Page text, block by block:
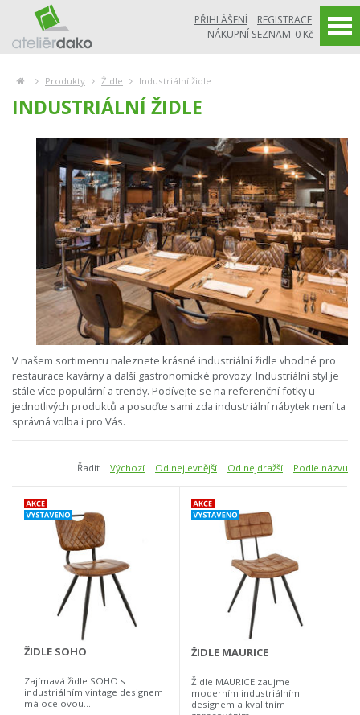
PŘIHLÁŠENÍ
REGISTRACE
NÁKUPNÍ SEZNAM 0 Kč
Produkty Židle Industriální židle
INDUSTRIÁLNÍ ŽIDLE
V našem sortimentu naleznete krásné industriální židle vhodné pro
restaurace kavárny a další gastronomické provozy. Industriální styl je
stále více populární a trendy. Podívejte se na referenční fotky u
jednotlivých produktů a posuďte sami zda industriální nábytek není ta
správná volba i pro Vás.
Řadit Výchozí Od nejlevnější Od nejdražší Podle názvu
ŽIDLE SOHO
Zajímavá židle SOHO s
industriálním vintage designem
má ocelovou...
ŽIDLE MAURICE
Židle MAURICE zaujme
moderním industriálním
designem a kvalitním